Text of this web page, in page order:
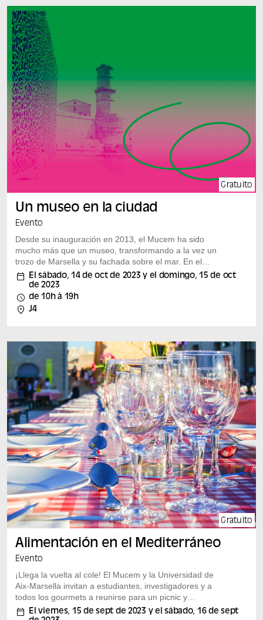
Gratuito
Un museo en la ciudad
Evento
Desde su inauguración en 2013, el Mucem ha sido
mucho más que un museo, transformando a la vez un
trozo de Marsella y su fachada sobre el mar. En el
marco de las Journées nationales de l’architecture, el
Mucem celebra su 10º aniversario dando protagonismo
a la arquitectura en el corazón mismo de su edificio. Un
fin de semana de encuentros, conferencias, lecturas,
visitas, actuaciones y talleres en los que arquitectos,
compartirán con los...
El sábado, 14 de oct de 2023 y el domingo, 15 de oct
de 2023
de 10h à 19h
J4
Gratuito
Alimentación en el Mediterráneo
Evento
¡Llega la vuelta al cole! El Mucem y la Universidad de
Aix-Marsella invitan a estudiantes, investigadores y a
todos los gourmets a reunirse para un picnic y
degustaciones en el marco del festival Jeu de l’Oie, en
El viernes, 15 de sept de 2023 y el sábado, 16 de sept